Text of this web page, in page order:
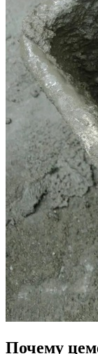
Почему